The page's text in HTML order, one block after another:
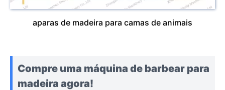
aparas de madeira para camas de animais
Compre uma máquina de barbear para
madeira agora!